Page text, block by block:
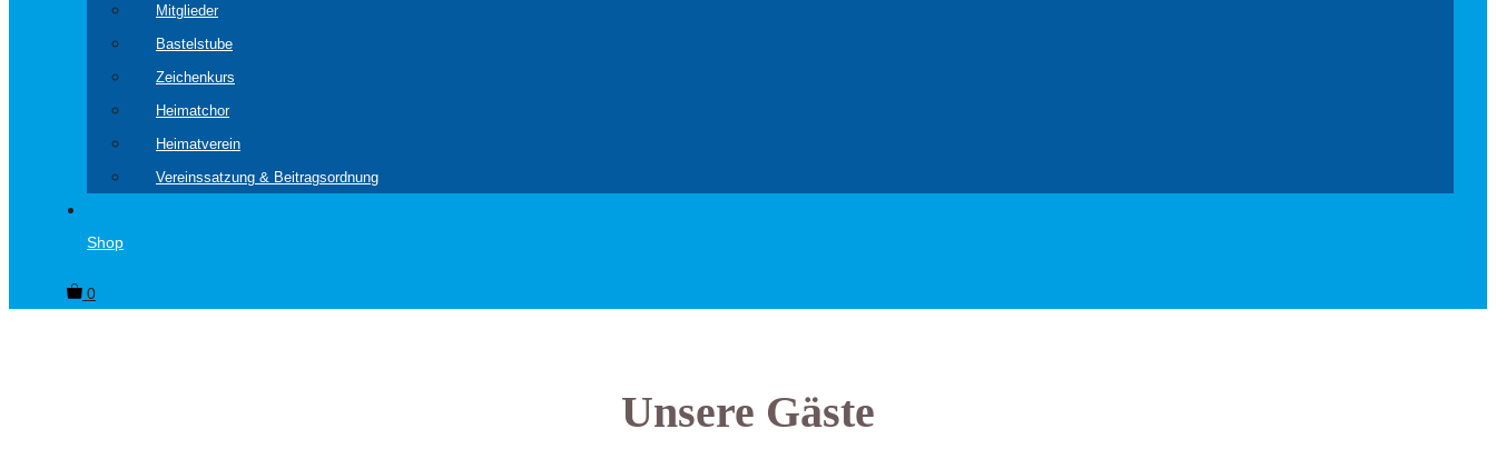
Mitglieder
Bastelstube
Zeichenkurs
Heimatchor
Heimatverein
Vereinssatzung & Beitragsordnung
Shop
0
Unsere Gäste